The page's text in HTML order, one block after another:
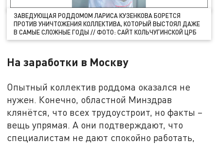
ЗАВЕДУЮЩАЯ РОДДОМОМ ЛАРИСА КУЗЕНКОВА БОРЕТСЯ
ПРОТИВ УНИЧТОЖЕНИЯ КОЛЛЕКТИВА, КОТОРЫЙ ВЫСТОЯЛ ДАЖЕ
В САМЫЕ СЛОЖНЫЕ ГОДЫ // ФОТО: САЙТ КОЛЬЧУГИНСКОЙ ЦРБ
На заработки в Москву
Опытный коллектив роддома оказался не
нужен. Конечно, областной Минздрав
клянётся, что всех трудоустроит, но факты –
вещь упрямая. А они подтверждают, что
специалистам не дают спокойно работать,